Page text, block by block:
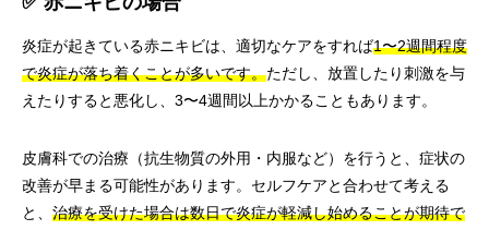
炎症が起きている赤ニキビは、適切なケアをすれば1〜2週間程度
で炎症が落ち着くことが多いです。ただし、放置したり刺激を与
えたりすると悪化し、3〜4週間以上かかることもあります。
皮膚科での治療（抗生物質の外用・内服など）を行うと、症状の
改善が早まる可能性があります。セルフケアと合わせて考える
と、 治療を受けた場合は数日で炎症が軽減し始めることが期待で